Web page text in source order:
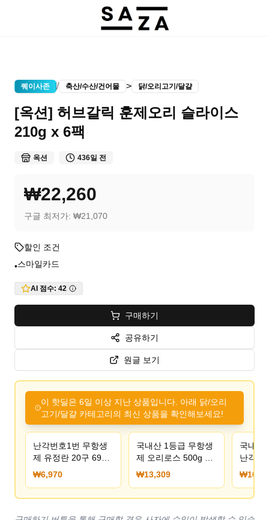
퀘이사존 / 축산/수산/건어물 > 닭/오리고기/달걀
[옥션] 허브갈릭 훈제오리 슬라이스
210g x 6팩
옥션 436일 전
₩22,260
구글 최저가: ₩21,070
할인 조건
•스마일카드
AI 점수: 42
구매하기
공유하기
원글 보기
이 핫딜은 6일 이상 지난 상품입니다. 아래 닭/오리
고기/달걀 카테고리의 최신 상품을 확인해보세요!
난각번호1번 무항생
제 유정란 20구 6970
원
₩6,970
국내산 1등급 무항생
제 오리로스 500g 2
팩 외 다양
₩13,309
국내산
난각
구